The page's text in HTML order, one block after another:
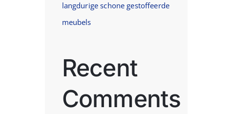
langdurige schone gestoffeerde
meubels
Recent
Comments